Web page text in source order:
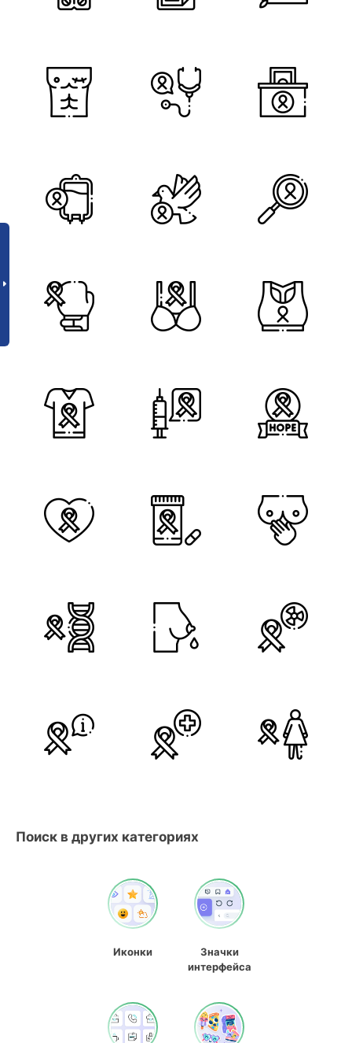
Поиск в других категориях
Иконки
Значки
интерфейса